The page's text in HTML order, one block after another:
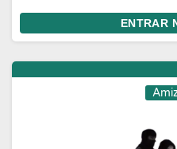
ENTRAR